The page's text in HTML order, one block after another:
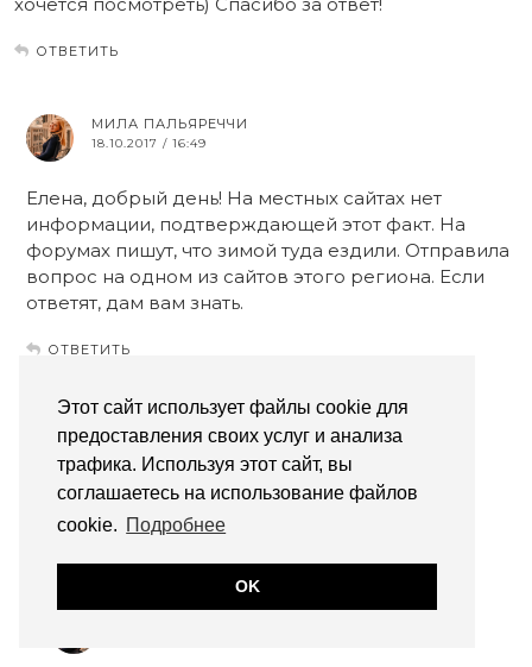
Этот сайт использует файлы cookie для
предоставления своих услуг и анализа
трафика. Используя этот сайт, вы
соглашаетесь на использование файлов
cookie. Подробнее
OK
хочется посмотреть) Спасибо за ответ!
ОТВЕТИТЬ
МИЛА ПАЛЬЯРЕЧЧИ
18.10.2017 / 16:49
Елена, добрый день! На местных сайтах нет
информации, подтверждающей этот факт. На
форумах пишут, что зимой туда ездили. Отправила
вопрос на одном из сайтов этого региона. Если
ответят, дам вам знать.
ОТВЕТИТЬ
19.10.2017 / 11:34
Мила, спасибо огромное!